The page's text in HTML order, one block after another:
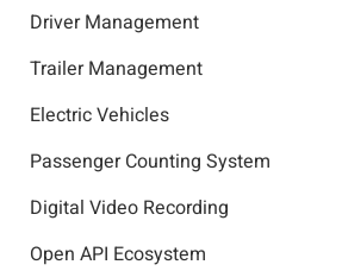
Driver Management
Trailer Management
Electric Vehicles
Passenger Counting System
Digital Video Recording
Open API Ecosystem